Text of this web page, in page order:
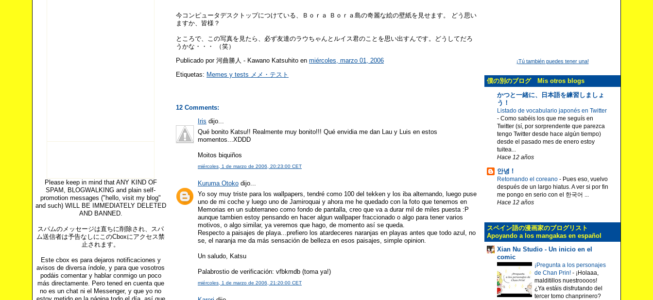
Please keep in mind that ANY KIND OF
SPAM, BLOGWALKING and plain self-
promotion messages ("hello, visit my blog"
and such) WILL BE IMMEDIATELY DELETED
AND BANNED.
スパムのメッセージは直ちに削除され、スパ
ム送信者は予告なしにこのCboxにアクセス禁
止されます。
Este cbox es para dejaros notificaciones y
avisos de diversa índole, y para que vosotros
podáis comentar y hablar conmigo un poco
más directamente. Pero tened en cuenta que
no es un chat ni el Messenger, y que yo no
今コンピュータデスクトップにつけている、Ｂｏｒａ Ｂｏｒａ島の奇麗な絵の壁紙を見せます。 どう思い
ますか、皆様？
ところで、この写真を見たら、必ず友達のラウちゃんとルイス君のことを思い出すんです。どうしてだろ
うかな・・・ （笑）
Publicado por 河曲勝人 - Kawano Katsuhito en miércoles, marzo 01, 2006
Etiquetas: Memes y tests メメ・テスト
12 Comments:
Iris dijo...
Qué bonito Katsu!! Realmente muy bonito!!! Qué envidia me dan Lau y Luis en estos
momentos...XDDD
Moitos biquiños
miércoles, 1 de marzo de 2006, 20:23:00 CET
Kuruma Otoko dijo...
Yo soy muy triste para los wallpapers, tendré como 100 del tekken y los iba alternando, luego puse
uno de mi coche y luego uno de Jamiroquai y ahora me he quedado con la foto que tenemos en
Memorias en un subterraneo como fondo de pantalla, creo que va a durar mil de miles puesta :P
aunque tambien estoy pensando en hacer algun wallpaper fraccionado o algo para tener varios
motivos, o algo similar, ya veremos que hago, de momento así se queda.
Respecto a paisajes de playa...prefiero los atardeceres naranjas en playas antes que todo azul, no
se, el naranja me da más sensación de belleza en esos paisajes, simple opinion.
Un saludo, Katsu
Palabrostio de verificación: vfbkmdb (toma ya!)
miércoles, 1 de marzo de 2006, 21:20:00 CET
¡Tú también puedes tener una!
僕の別のブログ Mis otros blogs
かつと一緒に、日本語を練習しましょ
う！
Listado de vocabulario japonés en Twitter
- Como sabéis los que me seguís en
Twitter (sí, por sorprendente que parezca
tengo Twitter desde hace algún tiempo)
desde el pasado mes de enero estoy
tuitea...
Hace 12 años
안녕 !
Retomando el coreano - Pues eso, vuelvo
después de un largo hiatus. A ver si por fin
me pongo en serio con el 한국어 ...
Hace 12 años
スペイン語の漫画家のブログリスト
Apoyando a los mangakas en español
Xian Nu Studio - Un inicio en el
comic
¡Pregunta a los personajes
de Chan Prin! - ¡Holaaa,
malditillos nuestroooos!
¿Ya estáis disfrutando del
tercer tomo chanprinero?